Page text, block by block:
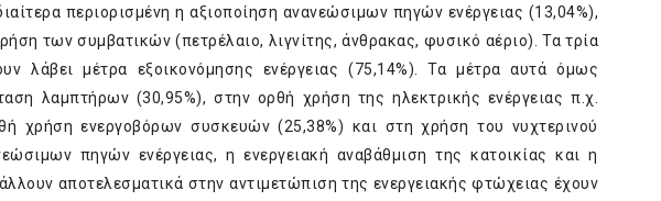
περιορισμένη η αξιοποίηση ανανεώσιμων πηγών ενέργειας (13,04%),
των συμβατικών (πετρέλαιο, λιγνίτης, άνθρακας, φυσικό αέριο). Τα τρία
λάβει μέτρα εξοικονόμησης ενέργειας (75,14%). Τα μέτρα αυτά όμως
λαμπτήρων (30,95%), στην ορθή χρήση της ηλεκτρικής ενέργειας π.χ.
χρήση ενεργοβόρων συσκευών (25,38%) και στη χρήση του νυχτερινού
πηγών ενέργειας, η ενεργειακή αναβάθμιση της κατοικίας και η
αποτελεσματικά στην αντιμετώπιση της ενεργειακής φτώχειας έχουν